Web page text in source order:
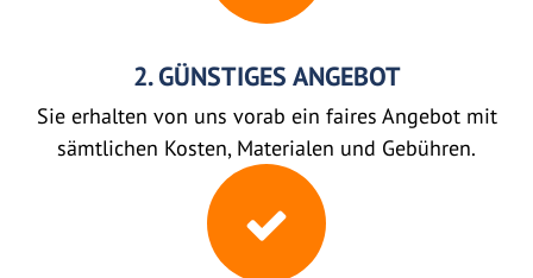
2. GÜNSTIGES ANGEBOT
Sie erhalten von uns vorab ein faires Angebot mit
sämtlichen Kosten, Materialen und Gebühren.